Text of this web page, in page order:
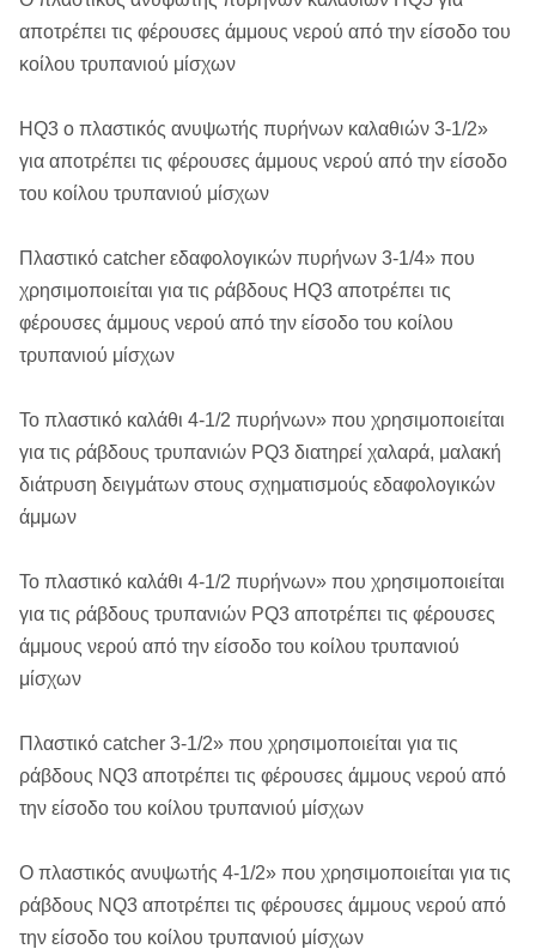
αποτρέπει τις φέρουσες άμμους νερού από την είσοδο του
κοίλου τρυπανιού μίσχων
HQ3 ο πλαστικός ανυψωτής πυρήνων καλαθιών 3-1/2»
για αποτρέπει τις φέρουσες άμμους νερού από την είσοδο
του κοίλου τρυπανιού μίσχων
Πλαστικό catcher εδαφολογικών πυρήνων 3-1/4» που
χρησιμοποιείται για τις ράβδους HQ3 αποτρέπει τις
φέρουσες άμμους νερού από την είσοδο του κοίλου
τρυπανιού μίσχων
Το πλαστικό καλάθι 4-1/2 πυρήνων» που χρησιμοποιείται
για τις ράβδους τρυπανιών PQ3 διατηρεί χαλαρά, μαλακή
διάτρυση δειγμάτων στους σχηματισμούς εδαφολογικών
άμμων
Το πλαστικό καλάθι 4-1/2 πυρήνων» που χρησιμοποιείται
για τις ράβδους τρυπανιών PQ3 αποτρέπει τις φέρουσες
άμμους νερού από την είσοδο του κοίλου τρυπανιού
μίσχων
Πλαστικό catcher 3-1/2» που χρησιμοποιείται για τις
ράβδους NQ3 αποτρέπει τις φέρουσες άμμους νερού από
την είσοδο του κοίλου τρυπανιού μίσχων
Ο πλαστικός ανυψωτής 4-1/2» που χρησιμοποιείται για τις
ράβδους NQ3 αποτρέπει τις φέρουσες άμμους νερού από
την είσοδο του κοίλου τρυπανιού μίσχων